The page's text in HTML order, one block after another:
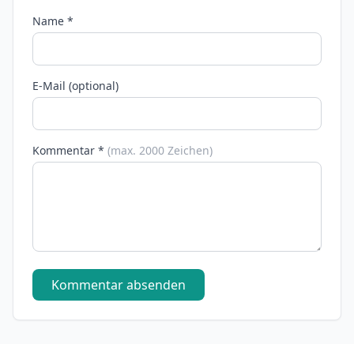
Name *
E-Mail (optional)
Kommentar * (max. 2000 Zeichen)
Kommentar absenden